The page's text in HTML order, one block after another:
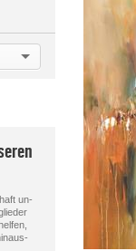
un-